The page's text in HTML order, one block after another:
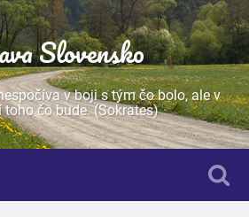
Slovensko
v boji s tým čo bolo, ale v
čo bude. (Sokrates)